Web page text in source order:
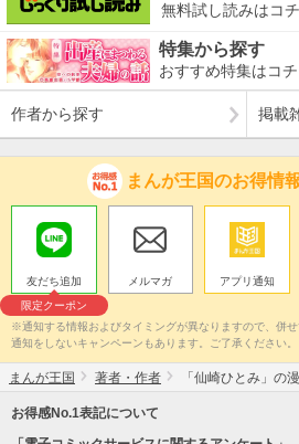
無料試し読みはコ
特集から探す
おすすめ特集はコチ
作者から探す 掲載
まんが王国のお得情
友だち追加
限定クーポン
メルマガ アプリ通知
※通知する情報およびタイミングが異なりますので、併
通知をしないキャンペーンもあります。ご了承ください。
まんが王国 著者・作者 「仙崎ひとみ」の
お得感No.1表記について